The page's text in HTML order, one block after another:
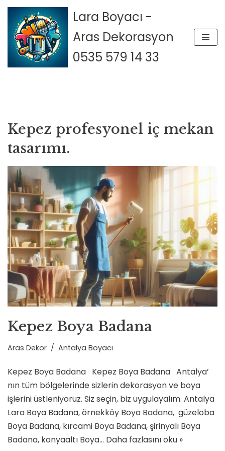
İçeriğe
geç
Lara Boyacı -
Aras Dekorasyon
0535 579 14 33
Kepez profesyonel iç mekan
tasarımı.
Kepez Boya Badana
Aras Dekor Antalya Boyacı
Kepez Boya Badana Kepez Boya Badana Antalya’
nın tüm bölgelerinde sizlerin dekorasyon ve boya
işlerini üstleniyoruz. Siz seçin, biz uygulayalım. Antalya
Lara Boya Badana, örnekköy Boya Badana, güzeloba
Boya Badana, kırcami Boya Badana, şirinyalı Boya
Badana, konyaaltı Boya… Daha fazlasını oku »